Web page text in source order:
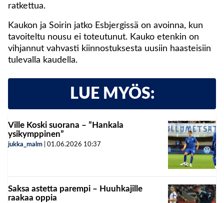
ratkettua.
Kaukon ja Soirin jatko Esbjergissä on avoinna, kun
tavoiteltu nousu ei toteutunut. Kauko etenkin on
vihjannut vahvasti kiinnostuksesta uusiin haasteisiin
tulevalla kaudella.
LUE MYÖS:
Ville Koski suorana – ”Hankala
ysikymppinen”
jukka_malm 01.06.2026 10:37
Saksa astetta parempi – Huuhkajille
raakaa oppia